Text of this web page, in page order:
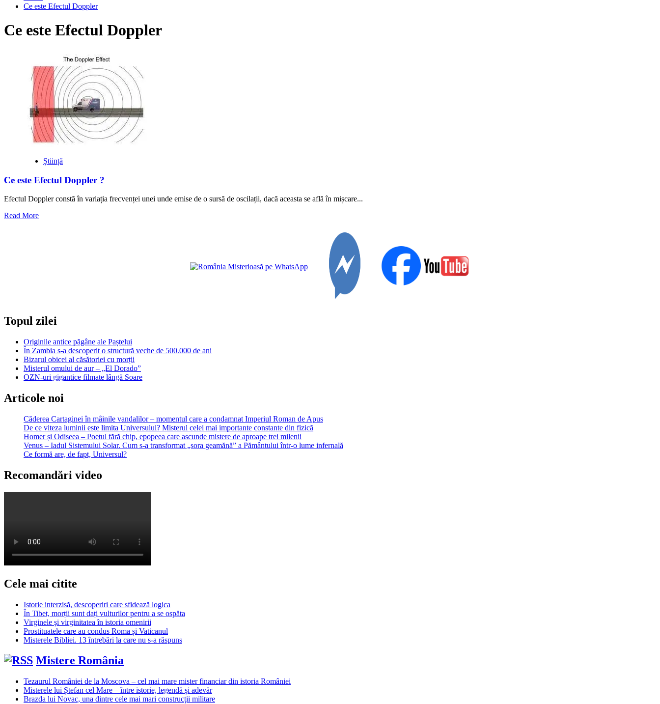
Ce este Efectul Doppler
Ce este Efectul Doppler
Știință
Ce este Efectul Doppler ?
Efectul Doppler constă în variația frecvenței unei unde emise de o sursă de oscilații, dacă aceasta se află în mișcare...
Read MoreRead
Topul zilei
Originile antice păgâne ale Paștelui
În Zambia s-a descoperit o structură veche de 500.000 de ani
Bizarul obicei al căsătoriei cu morții
Misterul omului de aur – „El Dorado”
OZN-uri gigantice filmate lângă Soare
Articole noi
Căderea Cartaginei în mâinile vandalilor – momentul care a condamnat Imperiul Roman de Apus
De ce viteza luminii este limita Universului? Misterul celei mai importante constante din fizică
Homer și Odiseea – Poetul fără chip, epopeea care ascunde mistere de aproape trei milenii
Venus – Iadul Sistemului Solar. Cum s-a transformat „sora geamănă” a Pământului într-o lume infernală
Ce formă are, de fapt, Universul?
Recomandări video
Cele mai citite
Istorie interzisă, descoperiri care sfidează logica
În Tibet, morții sunt dați vulturilor pentru a se ospăta
Virginele şi virginitatea în istoria omenirii
Prostituatele care au condus Roma și Vaticanul
Misterele Bibliei. 13 întrebări la care nu s-a răspuns
Mistere România
Tezaurul României de la Moscova – cel mai mare mister financiar din istoria României
Misterele lui Ștefan cel Mare – între istorie, legendă și adevăr
Brazda lui Novac, una dintre cele mai mari construcții militare